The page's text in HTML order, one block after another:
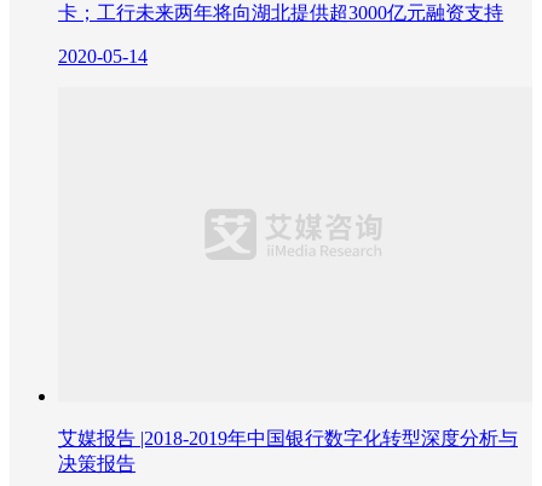
卡；工行未来两年将向湖北提供超3000亿元融资支持
2020-05-14
艾媒报告 |2018-2019年中国银行数字化转型深度分析与
决策报告